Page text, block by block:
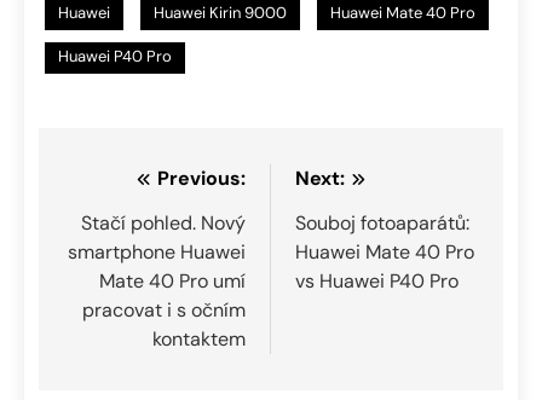
Huawei Huawei Kirin 9000 Huawei Mate 40 Pro
Huawei P40 Pro
Navigace
pro
příspěvek
Previous:
Stačí pohled. Nový
smartphone Huawei
Mate 40 Pro umí
pracovat i s očním
kontaktem
Next:
Souboj fotoaparátů:
Huawei Mate 40 Pro
vs Huawei P40 Pro